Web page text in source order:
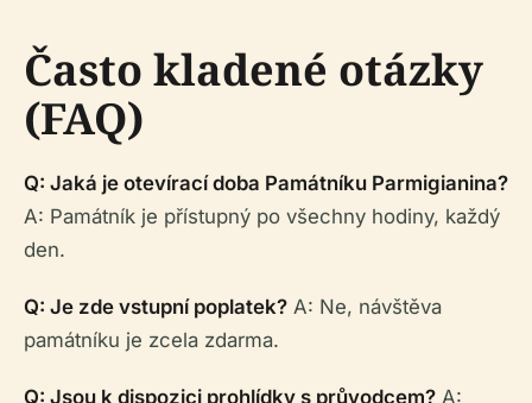
Často kladené otázky
(FAQ)
Q: Jaká je otevírací doba Památníku Parmigianina?
A: Památník je přístupný po všechny hodiny, každý
den.
Q: Je zde vstupní poplatek? A: Ne, návštěva
památníku je zcela zdarma.
Q: Jsou k dispozici prohlídky s průvodcem? A: